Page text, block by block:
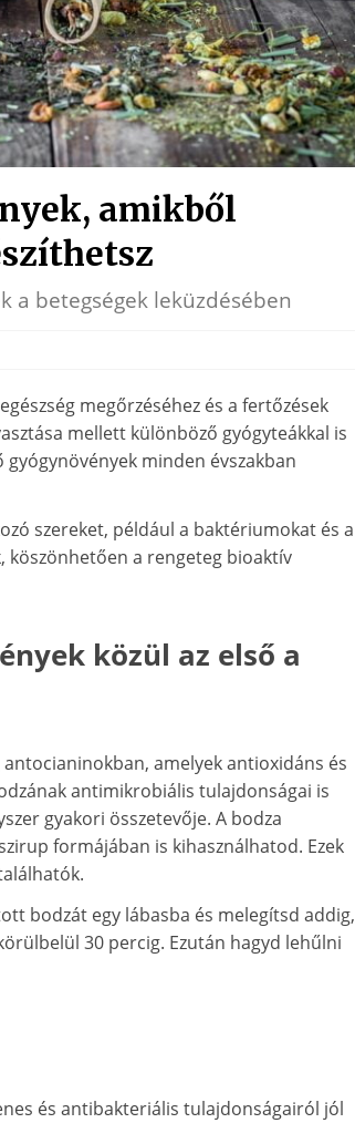
amikből
a betegségek leküzdésében
megőrzéséhez és a fertőzések
mellett különböző gyógyteákkal is
minden évszakban
szereket, például a baktériumokat és a
köszönhetően a rengeteg bioaktív
közül az első a
amelyek antioxidáns és
antimikrobiális tulajdonságai is
gyakori összetevője. A bodza
formájában is kihasználhatod. Ezek
bodzát egy lábasba és melegítsd addig,
30 percig. Ezután hagyd lehűlni
és antibakteriális tulajdonságairól jól